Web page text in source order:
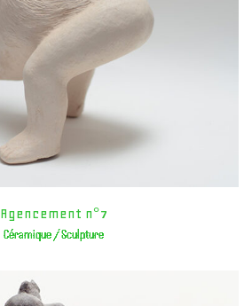
Agencement n°7
Céramique / Sculpture